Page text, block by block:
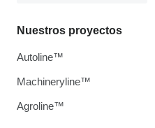
Nuestros proyectos
Autoline™
Machineryline™
Agroline™